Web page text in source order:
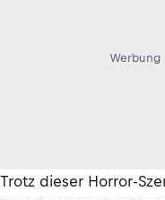
Werbung
Trotz dieser Horror-